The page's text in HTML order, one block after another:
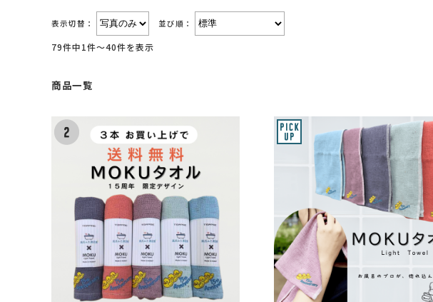
表示切替： 並び順：
79件中1件～40件を表示
商品一覧